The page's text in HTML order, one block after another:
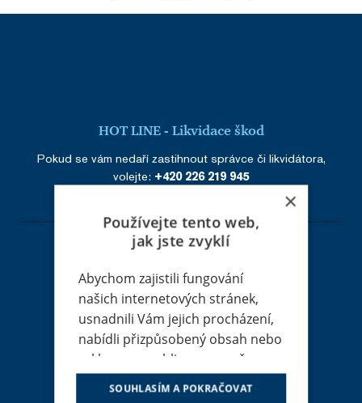
HOT LINE - Likvidace škod
Pokud se vám nedaří zastihnout správce či likvidátora,
volejte: +420 226 219 945
Adresa
RENOMIA, a. s.
Holandská 8
639 00 Brno
IČ: 48391301
DIČ: CZ699002745
×
Používejte tento web,
jak jste zvyklí
Abychom zajistili fungování
našich internetových stránek,
usnadnili Vám jejich procházení,
nabídli přizpůsobený obsah nebo
reklamu a mohli anonymně
analyzovat návštěvnost,
využíváme soubory cookies, které
SOUHLASÍM A POKRAČOVAT